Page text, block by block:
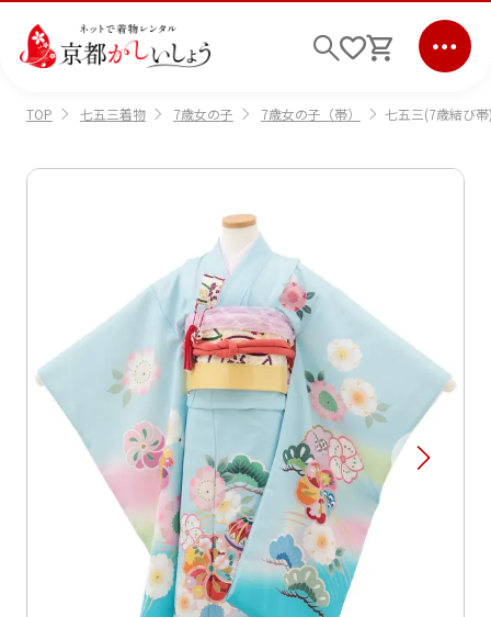
ご利用ガイド
サポート
会社情報
レンタルの流れ
検索
条件検索
ご利用日 ご利用日を選択してください
2026年8月
TOP 七五三着物 7歳女の子 7歳女の子（帯） 七五三(7歳結び